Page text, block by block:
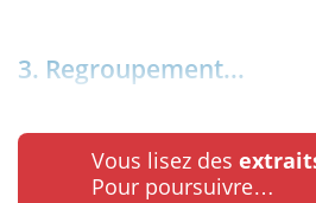
3. Regroupement...
Vous lisez des
Pour poursuivre…